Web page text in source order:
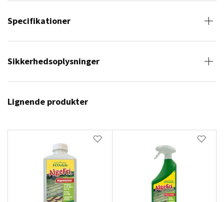
Specifikationer
Sikkerhedsoplysninger
Lignende produkter